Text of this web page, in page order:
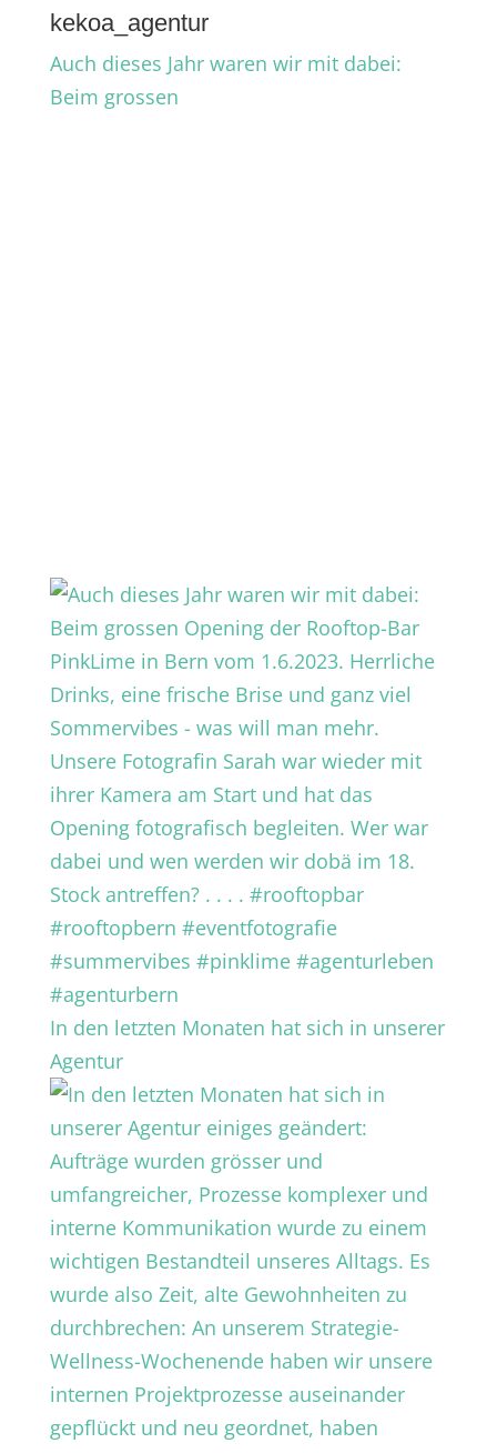
kekoa_agentur
Auch dieses Jahr waren wir mit dabei:
Beim grossen
In den letzten Monaten hat sich in unserer
Agentur